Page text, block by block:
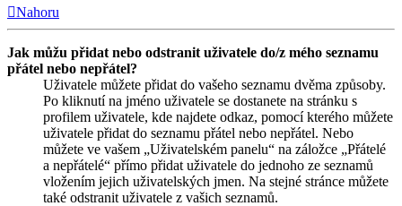
Nahoru
Jak můžu přidat nebo odstranit uživatele do/z mého seznamu
přátel nebo nepřátel?
Uživatele můžete přidat do vašeho seznamu dvěma způsoby.
Po kliknutí na jméno uživatele se dostanete na stránku s
profilem uživatele, kde najdete odkaz, pomocí kterého můžete
uživatele přidat do seznamu přátel nebo nepřátel. Nebo
můžete ve vašem „Uživatelském panelu“ na záložce „Přátelé
a nepřátelé“ přímo přidat uživatele do jednoho ze seznamů
vložením jejich uživatelských jmen. Na stejné stránce můžete
také odstranit uživatele z vašich seznamů.